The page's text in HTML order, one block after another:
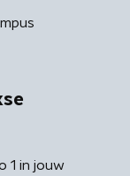
1 in jouw